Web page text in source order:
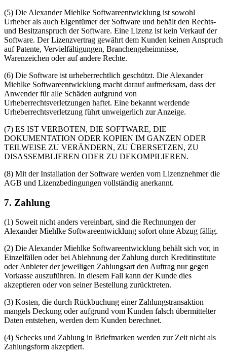
(5) Die Alexander Miehlke Softwareentwicklung ist sowohl
Urheber als auch Eigentümer der Software und behält den Rechts-
und Besitzanspruch der Software. Eine Lizenz ist kein Verkauf der
Software. Der Lizenzvertrag gewährt dem Kunden keinen Anspruch
auf Patente, Vervielfältigungen, Branchengeheimnisse,
Warenzeichen oder auf andere Rechte.
(6) Die Software ist urheberrechtlich geschützt. Die Alexander
Miehlke Softwareentwicklung macht darauf aufmerksam, dass der
Anwender für alle Schäden aufgrund von
Urheberrechtsverletzungen haftet. Eine bekannt werdende
Urheberrechtsverletzung führt unweigerlich zur Anzeige.
(7) ES IST VERBOTEN, DIE SOFTWARE, DIE
DOKUMENTATION ODER KOPIEN IM GANZEN ODER
TEILWEISE ZU VERÄNDERN, ZU ÜBERSETZEN, ZU
DISASSEMBLIEREN ODER ZU DEKOMPILIEREN.
(8) Mit der Installation der Software werden vom Lizenznehmer die
AGB und Lizenzbedingungen vollständig anerkannt.
7. Zahlung
(1) Soweit nicht anders vereinbart, sind die Rechnungen der
Alexander Miehlke Softwareentwicklung sofort ohne Abzug fällig.
(2) Die Alexander Miehlke Softwareentwicklung behält sich vor, in
Einzelfällen oder bei Ablehnung der Zahlung durch Kreditinstitute
oder Anbieter der jeweiligen Zahlungsart den Auftrag nur gegen
Vorkasse auszuführen. In diesem Fall kann der Kunde dies
akzeptieren oder von seiner Bestellung zurücktreten.
(3) Kosten, die durch Rückbuchung einer Zahlungstransaktion
mangels Deckung oder aufgrund vom Kunden falsch übermittelter
Daten entstehen, werden dem Kunden berechnet.
(4) Schecks und Zahlung in Briefmarken werden zur Zeit nicht als
Zahlungsform akzeptiert.